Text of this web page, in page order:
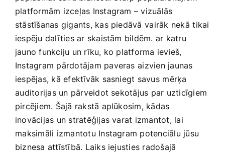
Pārtikas preces
Preces birojam
Preces pieaugušajiem
Rotaļlietas, bērnu preces
Smaržas, kosmētika
platformām izceļas Instagram – vizuālās
stāstīšanas gigants, kas piedāvā⁤ vairāk nekā⁤ tikai
‍iespēju dalīties ar skaistām bildēm. ar katru
jauno funkciju un rīku, ko platforma ievieš,
Instagram pārdotājam paveras⁢ aizvien​ jaunas‌
iespējas, kā efektīvāk sasniegt savus⁣ mērķa
⁣auditorijas un pārveidot sekotājus par ‌uzticīgiem
pircējiem. Šajā rakstā aplūkosim, kādas
inovācijas un stratēģijas varat‌ izmantot, lai
⁣maksimāli izmantotu Instagram‍ potenciālu jūsu
biznesa attīstībā. Laiks iejusties radošajā